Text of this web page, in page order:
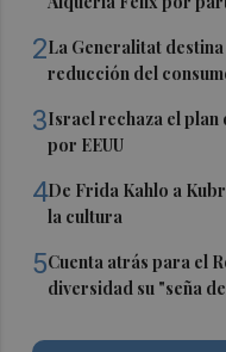
2La Generalitat
reducción del
3Israel rechaza el plan
por EEUU
4De Frida Kahlo a
la cultura
5Cuenta atrás para el
diversidad su "seña